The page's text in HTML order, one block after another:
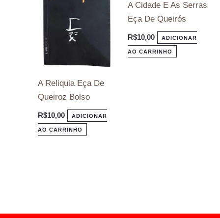
A Reliquia Eça De
Queiroz Bolso
R$10,00 ADICIONAR
AO CARRINHO
A Cidade E As Serras
Eça De Queirós
R$10,00 ADICIONAR
AO CARRINHO